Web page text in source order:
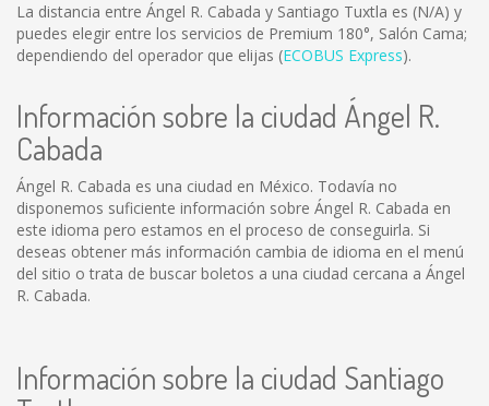
La distancia entre Ángel R. Cabada y Santiago Tuxtla es (N/A) y
puedes elegir entre los servicios de Premium 180°, Salón Cama;
dependiendo del operador que elijas (ECOBUS Express).
Información sobre la ciudad Ángel R.
Cabada
Ángel R. Cabada es una ciudad en México. Todavía no
disponemos suficiente información sobre Ángel R. Cabada en
este idioma pero estamos en el proceso de conseguirla. Si
deseas obtener más información cambia de idioma en el menú
del sitio o trata de buscar boletos a una ciudad cercana a Ángel
R. Cabada.
Información sobre la ciudad Santiago